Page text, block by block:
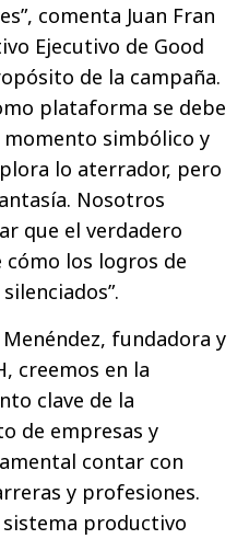
comenta Juan Fran
Ejecutivo de Good
de la campaña.
plataforma se debe
simbólico y
lo aterrador, pero
Nosotros
que el verdadero
los logros de
fundadora y
creemos en la
clave de la
de empresas y
contar con
y profesiones.
sistema productivo